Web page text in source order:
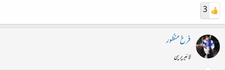
3
فرخ منظور
لائبریرین